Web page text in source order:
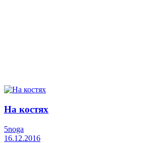
На костях
5noga
16.12.2016